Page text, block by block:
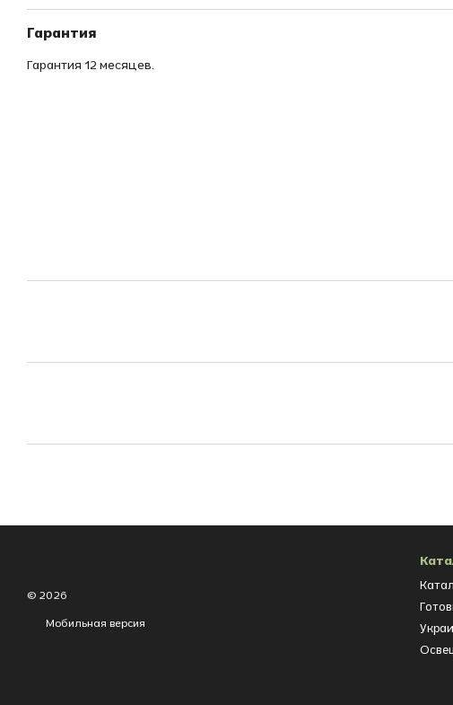
Гарантия
Гарантия 12 месяцев.
© 2026
Мобильная версия